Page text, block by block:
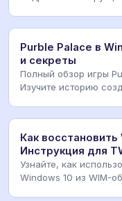
Purble Palace в
и секреты
Полный обзор игры
Изучите историю
Как восстановить
Инструкция для
Узнайте, как
Windows 10 из WIM-